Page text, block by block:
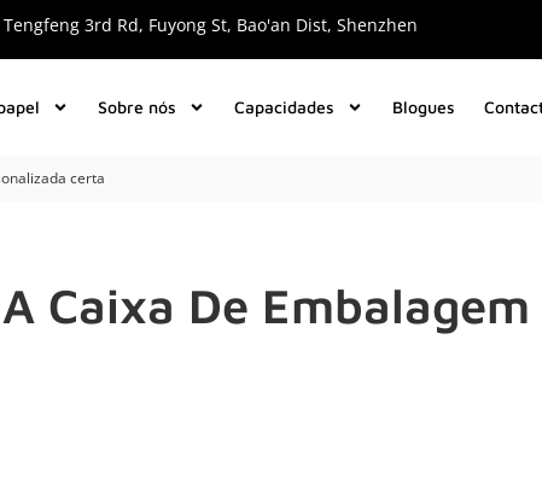
3rd Rd, Fuyong St, Bao'an Dist, Shenzhen
Sobre nós Capacidades Blogues
certa
Caixa De